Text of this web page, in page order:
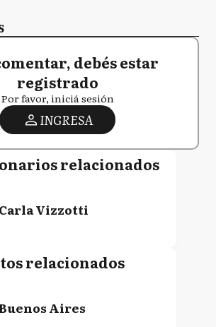
debés estar
registrado
Por favor, iniciá sesión
INGRESA
relacionados
Vizzotti
relacionados
Aires